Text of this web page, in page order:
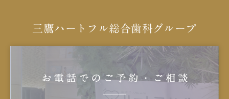
三鷹ハートフル総合歯科グループ